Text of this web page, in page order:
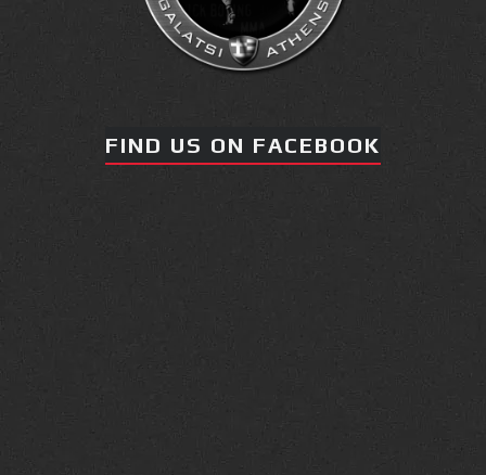
FIND US ON FACEBOOK